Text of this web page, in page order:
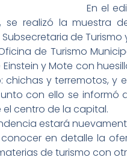
En el
se realizó la muestra
de
de Turismo
y Mote con
chichas y terremotos,
con ello se informó
centro de la capital.
estará
en detalle la
de turismo con